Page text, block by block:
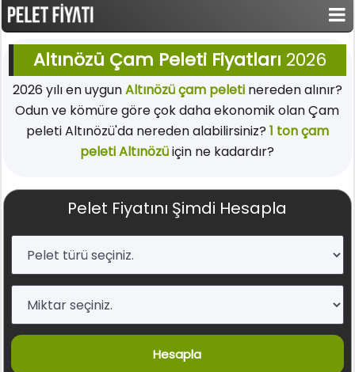
Altınözü Çam Peleti Fiyatları 2026
2026 yılı en uygunAltınözü çam peletinereden alınır?
Odun ve kömüre göre çok daha ekonomik olan Çam
peleti Altınözü'da nereden alabilirsiniz? 1 ton çam
peleti Altınözüiçin ne kadardır?
Pelet Fiyatını Şimdi Hesapla
Hesapla